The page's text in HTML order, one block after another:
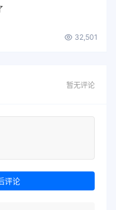
32,501
暂无评论
评论